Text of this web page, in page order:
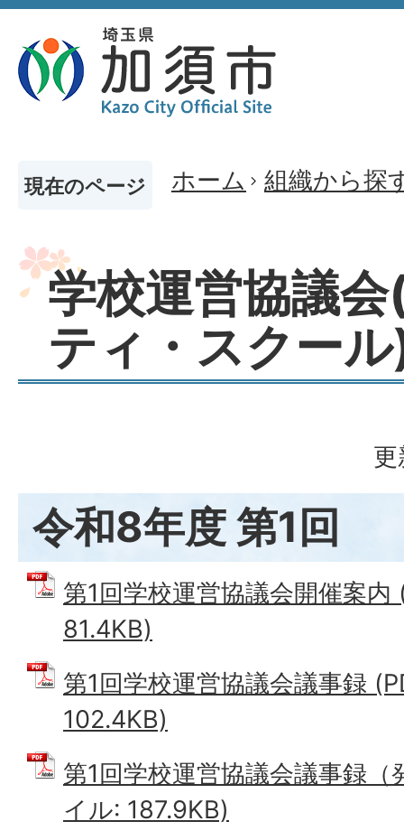
現在のページ ホーム 組織から探
学校運営協議
ティ・スクー
令和8年度 第1回
第1回学校運営協議会開催案内
81.4KB)
第1回学校運営協議会議事録
102.4KB)
第1回学校運営協議会議事録
イル: 187.9KB)